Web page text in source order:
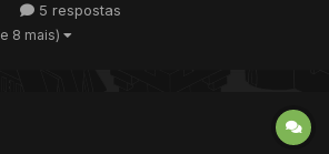
eu não sou webmaster então nem sei
5 respostas
8 mais)